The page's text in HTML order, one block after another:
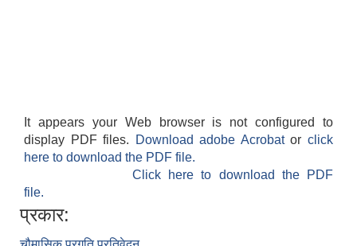
It appears your Web browser is not configured to
display PDF files.
Download adobe Acrobatorclick
here to download the PDF file.
Click here to download the PDF
file.
प्रकार: